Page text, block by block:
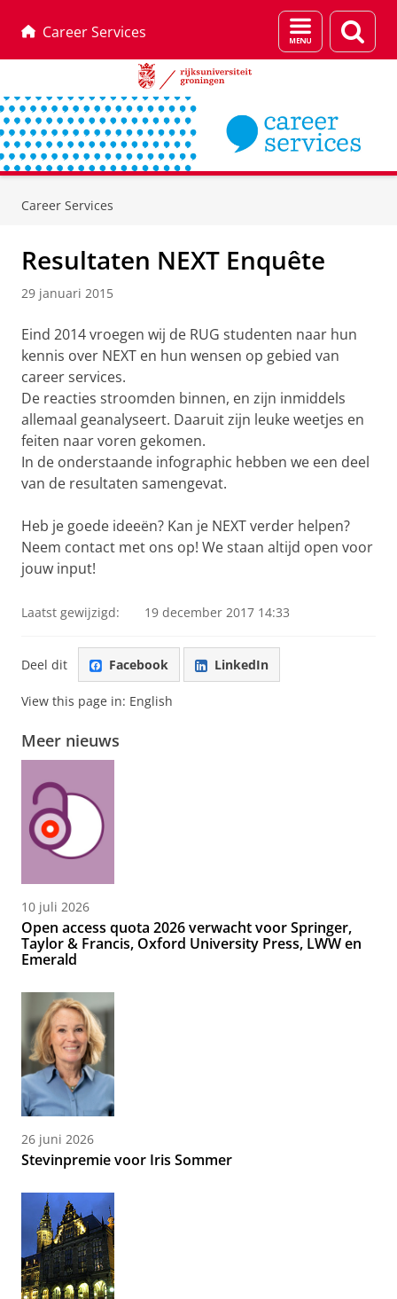
Career Services
Menu
en
Career Services
Resultaten NEXT Enquête
29 januari 2015
Eind 2014 vroegen wij de RUG studenten naar hun
kennis over NEXT en hun wensen op gebied van
career services.
De reacties stroomden binnen, en zijn inmiddels
allemaal geanalyseert. Daaruit zijn leuke weetjes en
feiten naar voren gekomen.
In de onderstaande infographic hebben we een deel
van de resultaten samengevat.
Heb je goede ideeën? Kan je NEXT verder helpen?
Neem contact met ons op! We staan altijd open voor
jouw input!
Laatst gewijzigd: 19 december 2017 14:33
Deel dit Facebook LinkedIn
View this page in: English
Meer nieuws
10 juli 2026
Open access quota 2026 verwacht voor Springer,
Taylor & Francis, Oxford University Press, LWW en
Emerald
26 juni 2026
Stevinpremie voor Iris Sommer